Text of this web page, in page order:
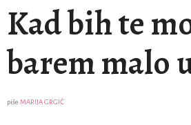
Kad bih te
barem malo
piše MARIJA GRGIĆ